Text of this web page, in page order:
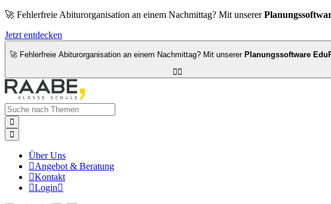
🚀 Fehlerfreie Abiturorganisation an einem Nachmittag? Mit unserer
Jetzt entdecken
🚀 Fehlerfreie Abiturorganisation an einem Nachmittag? Mit unserer Planungssoftware



Über Uns
Angebot & Beratung
Kontakt
Login